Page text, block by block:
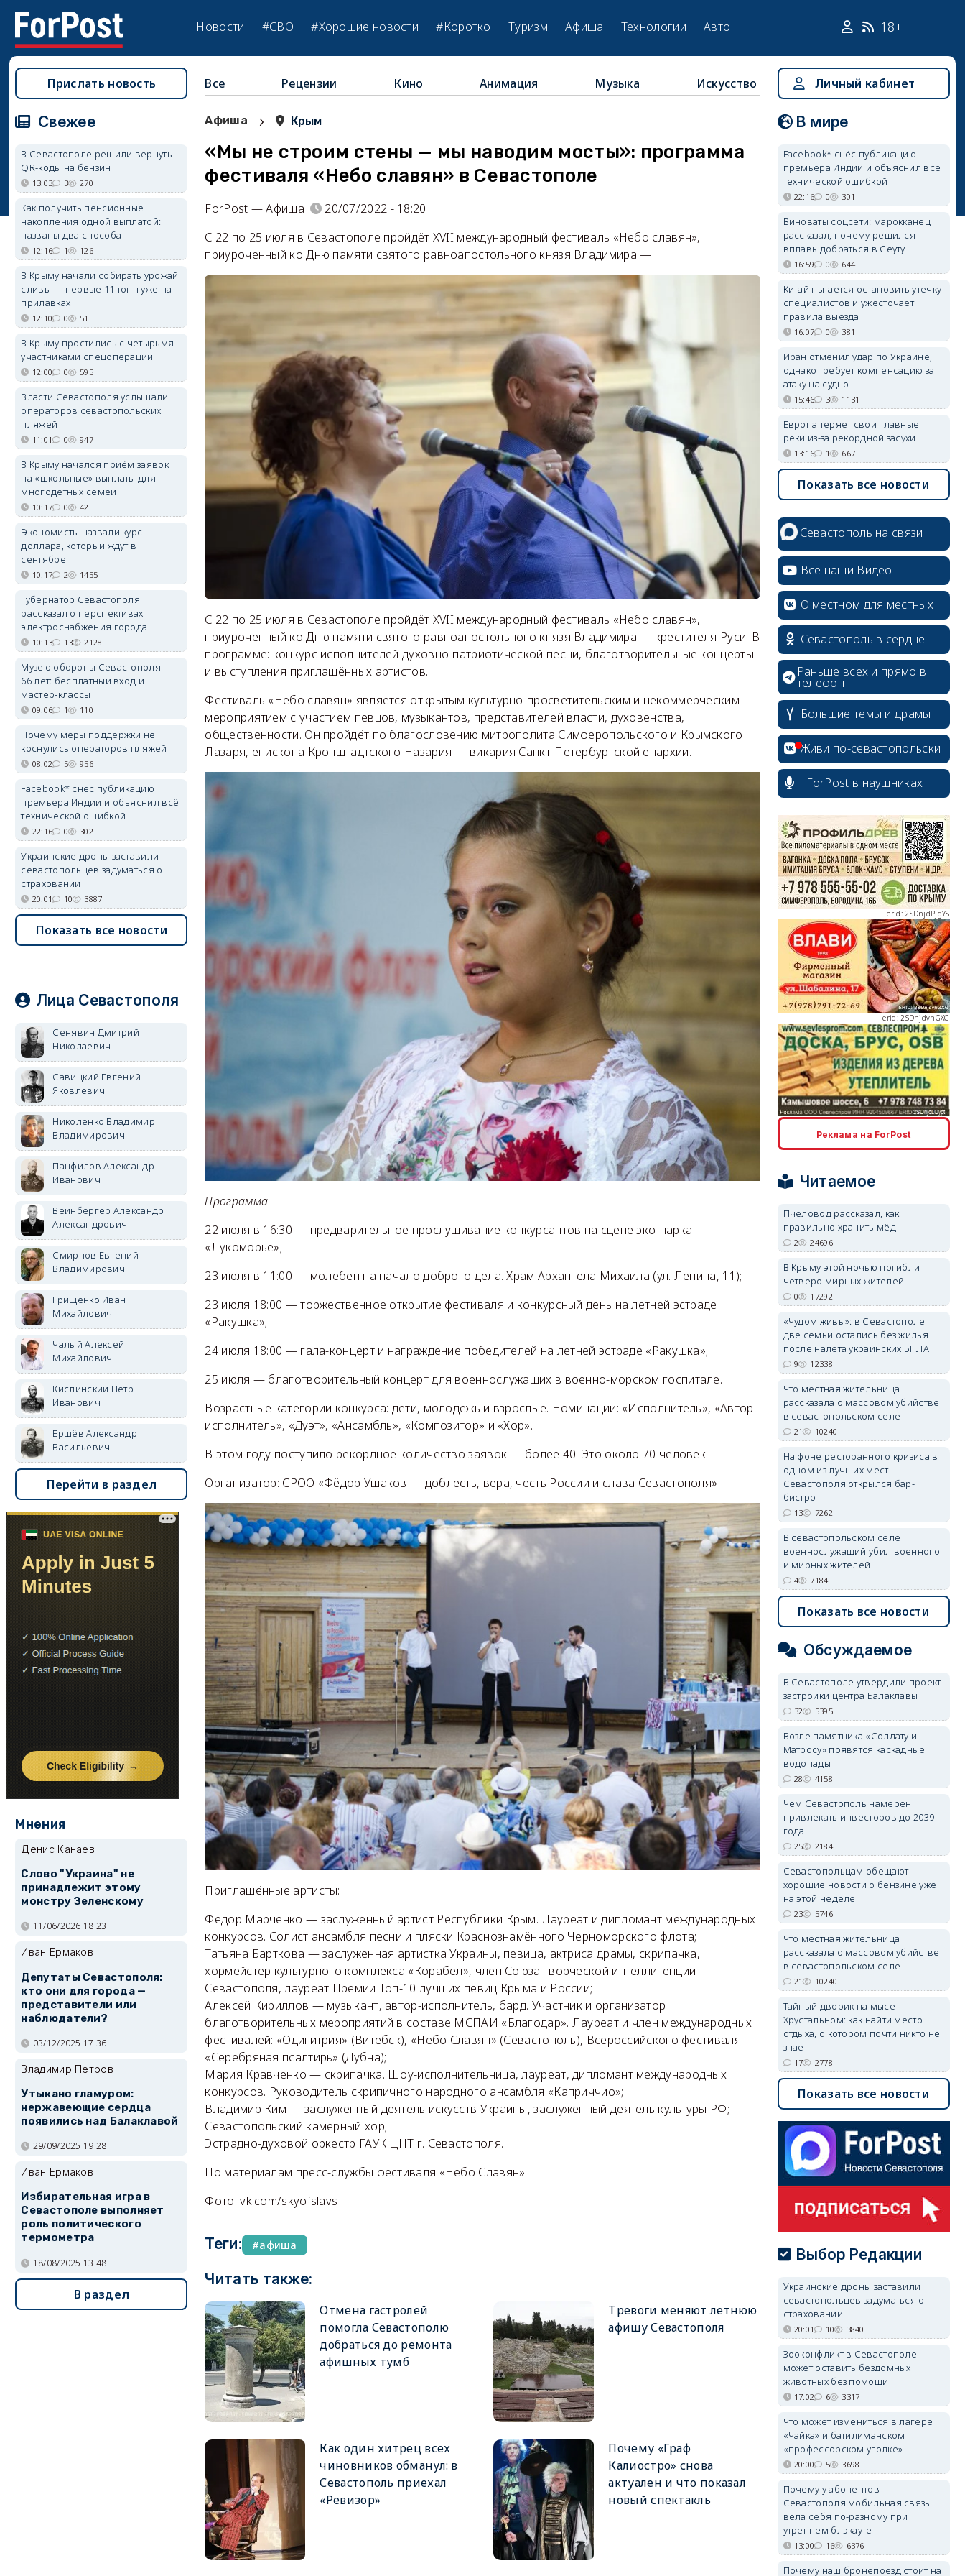
Новости #СВО #Хорошие новости #Коротко Туризм Афиша Технологии Авто 18+
Все Рецензии Кино Анимация Музыка Искусство
Афиша › Крым
«Мы не строим стены — мы наводим мосты»: программа
фестиваля «Небо славян» в Севастополе
ForPost — Афиша
20/07/2022 - 18:20
С 22 по 25 июля в Севастополе пройдёт XVII международный фестиваль «Небо славян»,
приуроченный ко Дню памяти святого равноапостольного князя Владимира —
С 22 по 25 июля в Севастополе пройдёт XVII международный фестиваль «Небо славян»,
приуроченный ко Дню памяти святого равноапостольного князя Владимира — крестителя Руси. В
программе: конкурс исполнителей духовно-патриотической песни, благотворительные концерты
и выступления приглашённых артистов.
Фестиваль «Небо славян» является открытым культурно-просветительским и некоммерческим
мероприятием с участием певцов, музыкантов, представителей власти, духовенства,
общественности. Он пройдёт по благословению митрополита Симферопольского и Крымского
Лазаря, епископа Кронштадтского Назария — викария Санкт-Петербургской епархии.
Программа
22 июля в 16:30 — предварительное прослушивание конкурсантов на сцене эко-парка
«Лукоморье»;
23 июля в 11:00 — молебен на начало доброго дела. Храм Архангела Михаила (ул. Ленина, 11);
23 июля 18:00 — торжественное открытие фестиваля и конкурсный день на летней эстраде
«Ракушка»;
24 июля 18:00 — гала-концерт и награждение победителей на летней эстраде «Ракушка»;
25 июля — благотворительный концерт для военнослужащих в военно-морском госпитале.
Возрастные категории конкурса: дети, молодёжь и взрослые. Номинации: «Исполнитель», «Автор-
исполнитель», «Дуэт», «Ансамбль», «Композитор» и «Хор».
В этом году поступило рекордное количество заявок — более 40. Это около 70 человек.
Организатор: СРОО «Фёдор Ушаков — доблесть, вера, честь России и слава Севастополя»
Приглашённые артисты:
Фёдор Марченко — заслуженный артист Республики Крым. Лауреат и дипломант международных
конкурсов. Солист ансамбля песни и пляски Краснознамённого Черноморского флота;
Татьяна Барткова — заслуженная артистка Украины, певица, актриса драмы, скрипачка,
хормейстер культурного комплекса «Корабел», член Союза творческой интеллигенции
Севастополя, лауреат Премии Топ-10 лучших певиц Крыма и России;
Алексей Кириллов — музыкант, автор-исполнитель, бард. Участник и организатор
благотворительных мероприятий в составе МСПАИ «Благодар». Лауреат и член международных
фестивалей: «Одигитрия» (Витебск), «Небо Славян» (Севастополь), Всероссийского фестиваля
«Серебряная псалтирь» (Дубна);
Мария Кравченко — скрипачка. Шоу-исполнительница, лауреат, дипломант международных
конкурсов. Руководитель скрипичного народного ансамбля «Каприччио»;
Владимир Ким — заслуженный деятель искусств Украины, заслуженный деятель культуры РФ;
Севастопольский камерный хор;
Эстрадно-духовой оркестр ГАУК ЦНТ г. Севастополя.
По материалам пресс-службы фестиваля «Небо Славян»
Фото: vk.com/skyofslavs
Теги: афиша
Читать также:
Отмена гастролей
помогла Севастополю
добраться до ремонта
афишных тумб
Тревоги меняют летнюю
афишу Севастополя
Как один хитрец всех
чиновников обманул: в
Севастополь приехал
«Ревизор»
Почему «Граф
Калиостро» снова
актуален и что показал
новый спектакль
Прислать новость
Свежее
В Севастополе решили вернуть
QR-коды на бензин
13:03 3 270
Как получить пенсионные
накопления одной выплатой:
названы два способа
12:16 1 126
В Крыму начали собирать урожай
сливы — первые 11 тонн уже на
прилавках
12:10 0 51
В Крыму простились с четырьмя
участниками спецоперации
12:00 0 595
Власти Севастополя услышали
операторов севастопольских
пляжей
11:01 0 947
В Крыму начался приём заявок
на «школьные» выплаты для
многодетных семей
10:17 0 42
Экономисты назвали курс
доллара, который ждут в
сентябре
10:17 2 1455
Губернатор Севастополя
рассказал о перспективах
электроснабжения города
10:13 13 2128
Музею обороны Севастополя —
66 лет: бесплатный вход и
мастер-классы
09:06 1 110
Почему меры поддержки не
коснулись операторов пляжей
08:02 5 956
Facebook* снёс публикацию
премьера Индии и объяснил всё
технической ошибкой
22:16 0 302
Украинские дроны заставили
севастопольцев задуматься о
страховании
20:01 10 3887
Показать все новости
Лица Севастополя
Сенявин Дмитрий
Николаевич
Савицкий Евгений
Яковлевич
Николенко Владимир
Владимирович
Панфилов Александр
Иванович
Вейнбергер Александр
Александрович
Смирнов Евгений
Владимирович
Грищенко Иван
Михайлович
Чалый Алексей
Михайлович
Кислинский Петр
Иванович
Ершёв Александр
Васильевич
Перейти в раздел
Мнения
Денис Канаев
Слово "Украина" не
принадлежит этому
монстру Зеленскому
11/06/2026 18:23
Иван Ермаков
Депутаты Севастополя:
кто они для города —
представители или
наблюдатели?
03/12/2025 17:36
Владимир Петров
Утыкано гламуром:
нержавеющие сердца
появились над Балаклавой
29/09/2025 19:28
Иван Ермаков
Избирательная игра в
Севастополе выполняет
роль политического
термометра
18/08/2025 13:48
В раздел
Личный кабинет
В мире
Facebook* снёс публикацию
премьера Индии и объяснил всё
технической ошибкой
22:16 0 301
Виноваты соцсети: марокканец
рассказал, почему решился
вплавь добраться в Сеуту
16:59 0 644
Китай пытается остановить утечку
специалистов и ужесточает
правила выезда
16:07 0 381
Иран отменил удар по Украине,
однако требует компенсацию за
атаку на судно
15:46 3 1131
Европа теряет свои главные
реки из-за рекордной засухи
13:16 1 667
Показать все новости
Севастополь на связи
Все наши Видео
О местном для местных
Севастополь в сердце
Раньше всех и прямо в
телефон
Большие темы и драмы
Живи по-севастопольски
ForPost в наушниках
erid: 2SDnjdPjgYS
erid: 2SDnjdvhGXG
erid: 2SDnjcLUypt
erid: 2SDnjdPjgYS
Реклама на ForPost
Читаемое
Пчеловод рассказал, как
правильно хранить мёд
2 24696
В Крыму этой ночью погибли
четверо мирных жителей
0 17292
«Чудом живы»: в Севастополе
две семьи остались без жилья
после налёта украинских БПЛА
9 12338
Что местная жительница
рассказала о массовом убийстве
в севастопольском селе
21 10240
На фоне ресторанного кризиса в
одном из лучших мест
Севастополя открылся бар-
бистро
13 7262
В севастопольском селе
военнослужащий убил военного
и мирных жителей
4 7184
Показать все новости
Обсуждаемое
В Севастополе утвердили проект
застройки центра Балаклавы
32 5395
Возле памятника «Солдату и
Матросу» появятся каскадные
водопады
28 4158
Чем Севастополь намерен
привлекать инвесторов до 2039
года
25 2184
Севастопольцам обещают
хорошие новости о бензине уже
на этой неделе
23 5746
Что местная жительница
рассказала о массовом убийстве
в севастопольском селе
21 10240
Тайный дворик на мысе
Хрустальном: как найти место
отдыха, о котором почти никто не
знает
17 2778
Показать все новости
Выбор Редакции
Украинские дроны заставили
севастопольцев задуматься о
страховании
20:01 10 3840
Зооконфликт в Севастополе
может оставить бездомных
животных без помощи
17:02 6 3317
Что может измениться в лагере
«Чайка» и батилиманском
«профессорском уголке»
20:00 5 3698
Почему у абонентов
Севастополя мобильная связь
вела себя по-разному при
утреннем блэкауте
13:00 16 6376
Почему наш бронепоезд стоит на